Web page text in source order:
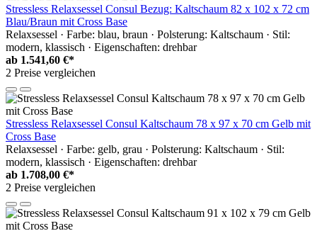
Stressless Relaxsessel Consul Bezug: Kaltschaum 82 x 102 x 72 cm
Blau/Braun mit Cross Base
Relaxsessel · Farbe: blau, braun · Polsterung: Kaltschaum · Stil:
modern, klassisch · Eigenschaften: drehbar
ab 1.541,60 €*
2 Preise vergleichen
Stressless Relaxsessel Consul Kaltschaum 78 x 97 x 70 cm Gelb mit
Cross Base
Relaxsessel · Farbe: gelb, grau · Polsterung: Kaltschaum · Stil:
modern, klassisch · Eigenschaften: drehbar
ab 1.708,00 €*
2 Preise vergleichen